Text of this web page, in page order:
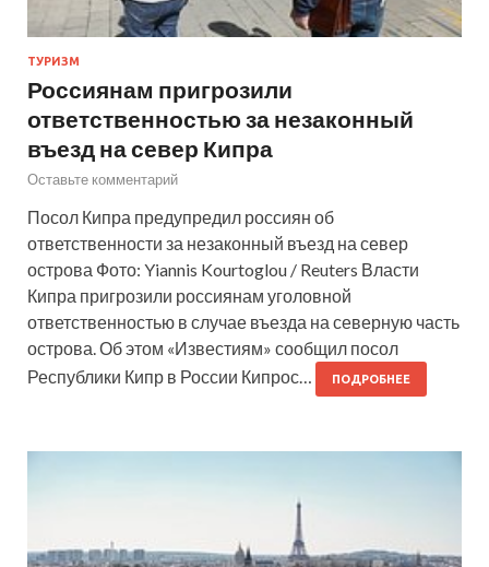
ТУРИЗМ
Россиянам пригрозили
ответственностью за незаконный
въезд на север Кипра
Оставьте комментарий
Посол Кипра предупредил россиян об
ответственности за незаконный въезд на север
острова Фото: Yiannis Kourtoglou / Reuters Власти
Кипра пригрозили россиянам уголовной
ответственностью в случае въезда на северную часть
острова. Об этом «Известиям» сообщил посол
Республики Кипр в России Кипрос…
ПОДРОБНЕЕ